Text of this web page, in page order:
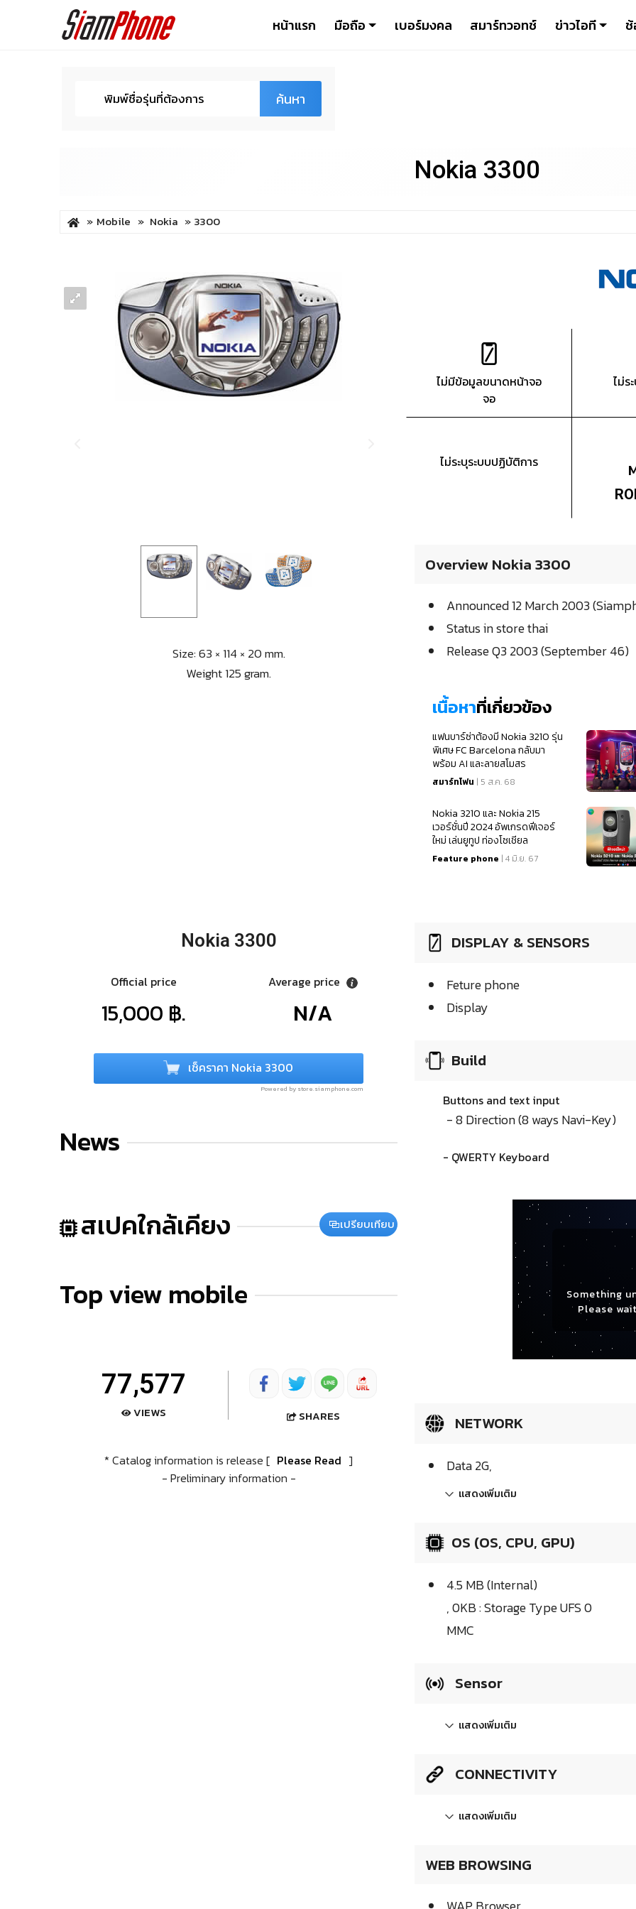
หน้าแรก มือถือ เบอร์มงคล สมาร์ทวอทช์ ข่าวไอที
ค้นหา
Nokia 3300
Mobile Nokia 3300
Size: 63 × 114 × 20 mm.
Weight 125 gram.
Nokia 3300
Official price
15,000 ฿.
Average price
N/A
เช็คราคา Nokia 3300
Powered by store.siamphone.com
News
สเปคใกล้เคียง เปรียบเทียบ
Top view mobile
77,577
VIEWS SHARES
* Catalog information is release [ Please Read ]
- Preliminary information -
ไม่มีข้อมูลขนาดหน้าจอ
จอ
ไม่ร
ไม่ระบุระบบปฏิบัติการ
Overview Nokia 3300
Announced 12 March 2003
Status in store thai
Release Q3 2003 (September 46)
เนื้อหาที่เกี่ยวข้อง
แฟนบาร์ซ่าต้องมี Nokia 3210 รุ่น
พิเศษ FC Barcelona กลับมา
พร้อม AI และลายสโมสร
สมาร์ทโฟน | 5 ส.ค. 68
Nokia 3210 และ Nokia 215
เวอร์ชั่นปี 2024 อัพเกรดฟีเจอร์
ใหม่ เล่นยูทูป ท่องโซเชียล
Feature phone | 4 มิ.ย. 67
DISPLAY & SENSORS
Feture phone
Display
Build
Buttons and text input
- 8 Direction (8 ways Navi-Key)
- QWERTY Keyboard
Something
Please
NETWORK
Data 2G,
แสดงเพิ่มเติม
OS (OS, CPU, GPU)
4.5 MB (Internal)
, 0KB : Storage Type UFS 0
MMC
Sensor
แสดงเพิ่มเติม
CONNECTIVITY
แสดงเพิ่มเติม
WEB BROWSING